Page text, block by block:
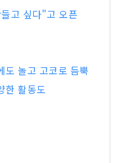
전화를 걸겠습니다.
고 싶다"고 오픈
도 놀고 고코로 듬뿍
한 활동도